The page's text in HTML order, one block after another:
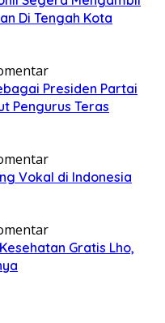
Di Tengah Kota
Presiden Partai
Pengurus Teras
Vokal di Indonesia
Gratis Lho,